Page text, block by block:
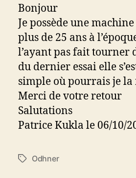
Bonjour
Je possède une
plus de 25 ans à
l’ayant pas fait tourner
du dernier essai elle
simple où pourrais je
Merci de votre retour
Salutations
Patrice Kukla le 06/10/
Étiquettes
Odhner